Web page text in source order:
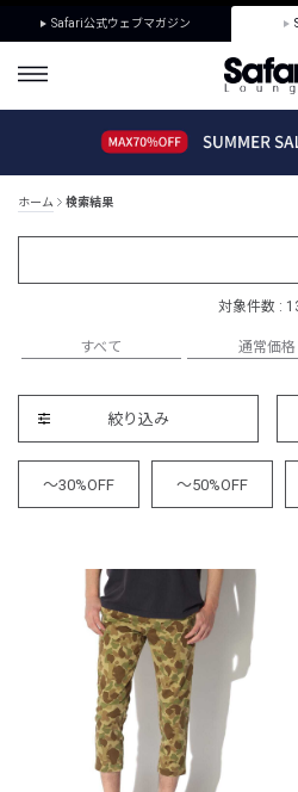
Safari公式ウェブマガジン
ホーム 検索結果
対象件数 :
すべて 通常価格
絞り込み
～30%OFF ～50%OFF